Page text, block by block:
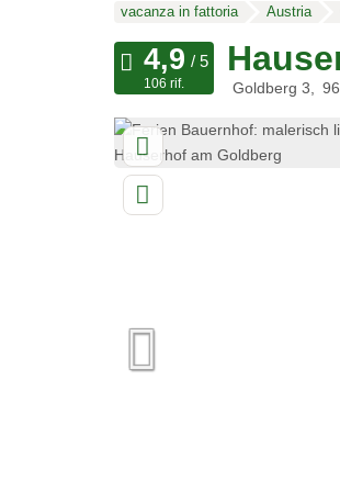
vacanza in fattoria Austria
Goldberg 3
106 rif.